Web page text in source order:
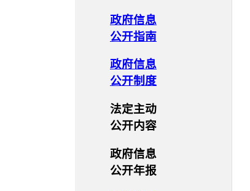
政府信息
公开指南
政府信息
公开制度
法定主动
公开内容
政府信息
公开年报